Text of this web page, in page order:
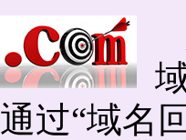
通过“域名